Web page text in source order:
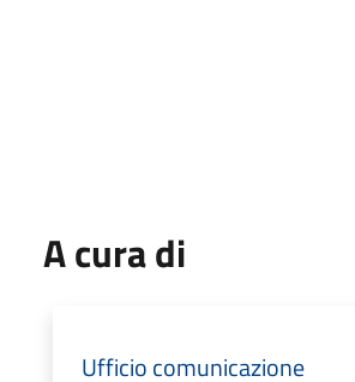
A cura di
Ufficio comunicazione